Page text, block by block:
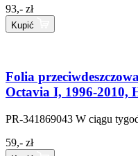
93,- zł
Kupić
Folia
Octavia I, 1996-2010,
PR-341869043 W ciągu
59,- zł